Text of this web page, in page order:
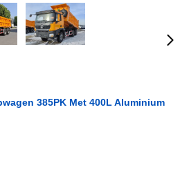
385PK Met 400L Aluminium